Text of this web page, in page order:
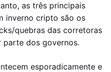
as três principais
inverno cripto são os
quebras das corretoras
parte dos governos.
esporadicamente e